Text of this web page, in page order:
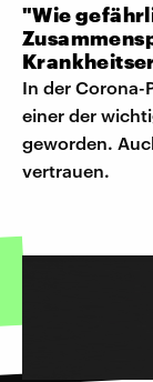
"Wie
In der Corona-
einer der
geworden.
vertrauen.